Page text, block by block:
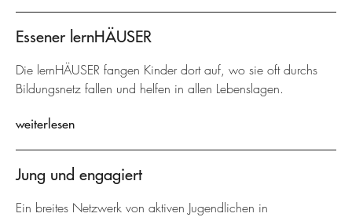
Essener lernHÄUSER
Die lernHÄUSER fangen Kinder dort auf, wo sie oft durchs
Bildungsnetz fallen und helfen in allen Lebenslagen.
weiterlesen
Jung und engagiert
Ein breites Netzwerk von aktiven Jugendlichen in